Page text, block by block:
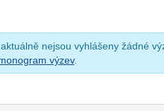
nejsou vyhlášeny žádné
výzev.